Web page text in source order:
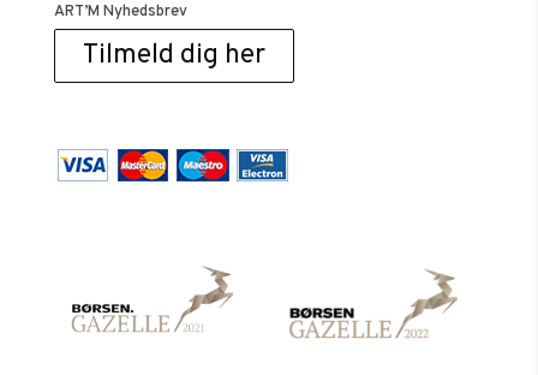
ART’M Nyhedsbrev
Tilmeld dig her